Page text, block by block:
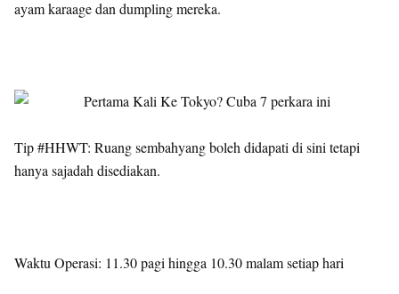
ayam karaage dan dumpling mereka.
Tip #HHWT: Ruang sembahyang boleh didapati di sini tetapi
hanya sajadah disediakan.
Waktu Operasi: 11.30 pagi hingga 10.30 malam setiap hari